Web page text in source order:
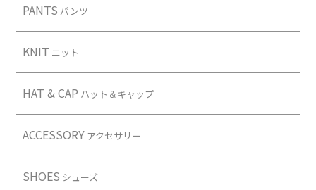
PANTS パンツ
KNIT ニット
HAT & CAP ハット＆キャップ
ACCESSORY アクセサリー
SHOES シューズ